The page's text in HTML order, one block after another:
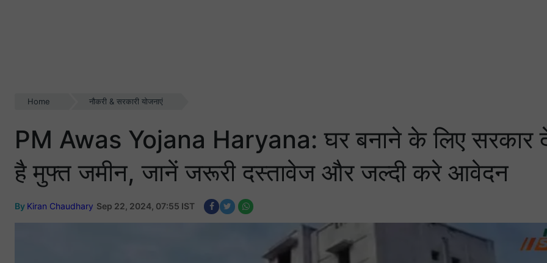
Home नौकरी & सरकारी योजनाएं
PM Awas Yojana Haryana: घर बनाने के लिए सरकार
है मुफ्त जमीन, जानें जरूरी दस्तावेज और जल्दी करे आवेदन
By Kiran Chaudhary Sep 22, 2024, 07:55 IST